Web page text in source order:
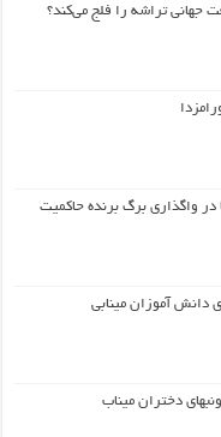
جهانی تراشه را فلج می‌کند؟
در واگذاری برگ برنده حاکمیت
دانش آموزان مینابی
دختران میناب